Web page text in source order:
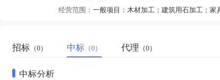
经营范围：
招标 （0） 中标 （0） 代理 （0）
中标分析